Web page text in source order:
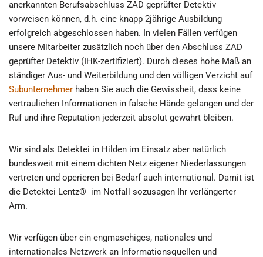
anerkannten Berufsabschluss ZAD geprüfter Detektiv
vorweisen können, d.h. eine knapp 2jährige Ausbildung
erfolgreich abgeschlossen haben. In vielen Fällen verfügen
unsere Mitarbeiter zusätzlich noch über den Abschluss ZAD
geprüfter Detektiv (IHK-zertifiziert). Durch dieses hohe Maß an
ständiger Aus- und Weiterbildung und den völligen Verzicht auf
Subunternehmer haben Sie auch die Gewissheit, dass keine
vertraulichen Informationen in falsche Hände gelangen und der
Ruf und ihre Reputation jederzeit absolut gewahrt bleiben.
Wir sind als Detektei in Hilden im Einsatz aber natürlich
bundesweit mit einem dichten Netz eigener Niederlassungen
vertreten und operieren bei Bedarf auch international. Damit ist
die Detektei Lentz® im Notfall sozusagen Ihr verlängerter
Arm.
Wir verfügen über ein engmaschiges, nationales und
internationales Netzwerk an Informationsquellen und